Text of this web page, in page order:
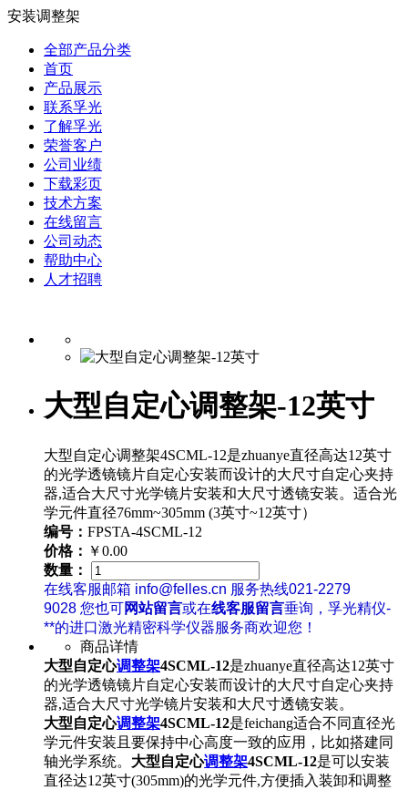
安装调整架
全部产品分类
首页
产品展示
联系孚光
了解孚光
荣誉客户
公司业绩
下载彩页
技术方案
在线留言
公司动态
帮助中心
人才招聘
大型自定心调整架-12英寸
大型自定心调整架4SCML-12是zhuanye直径高达12英寸
的光学透镜镜片自定心安装而设计的大尺寸自定心夹持
器,适合大尺寸光学镜片安装和大尺寸透镜安装。适合光
学元件直径76mm~305mm (3英寸~12英寸）
编号： FPSTA-4SCML-12
价格： ￥0.00
数量：
在线客服邮箱 info@felles.cn 服务热线021-2279
9028 您也可网站留言或在线客服留言垂询，孚光精仪-
**的进口激光精密科学仪器服务商欢迎您！
商品详情
大型自定心调整架4SCML-12是zhuanye直径高达12英寸
的光学透镜镜片自定心安装而设计的大尺寸自定心夹持
器,适合大尺寸光学镜片安装和大尺寸透镜安装。
大型自定心调整架4SCML-12是feichang适合不同直径光
学元件安装且要保持中心高度一致的应用，比如搭建同
轴光学系统。 大型自定心调整架4SCML-12是可以安装
直径达12英寸(305mm)的光学元件,方便插入装卸和调整